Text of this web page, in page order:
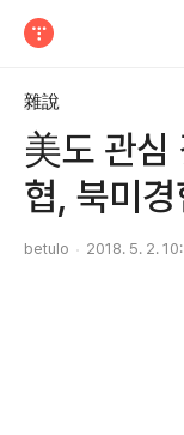
雜說
美도 관심
협, 북미
betulo 2018. 5. 2.